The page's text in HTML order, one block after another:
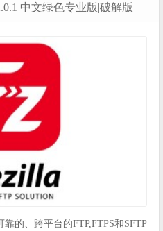
中文绿色专业版|破解版
的、跨平台的FTP,FTPS和SFTP